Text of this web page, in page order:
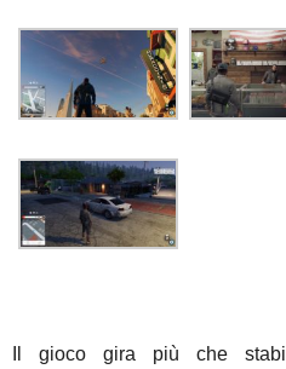
Il gioco gira più che